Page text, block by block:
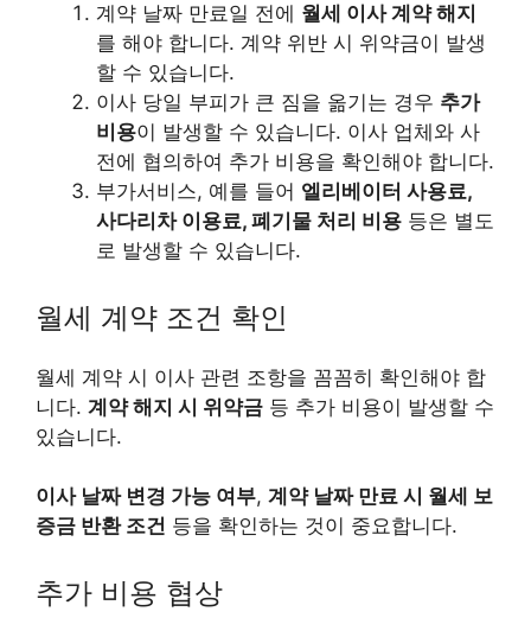
계약 날짜 만료일 전에 월세 이사 계약 해지
를 해야 합니다. 계약 위반 시 위약금이 발생
할 수 있습니다.
이사 당일 부피가 큰 짐을 옮기는 경우 추가
비용이 발생할 수 있습니다. 이사 업체와 사
전에 협의하여 추가 비용을 확인해야 합니다.
부가서비스, 예를 들어 엘리베이터 사용료,
사다리차 이용료, 폐기물 처리 비용 등은 별도
로 발생할 수 있습니다.
월세 계약 조건 확인
월세 계약 시 이사 관련 조항을 꼼꼼히 확인해야 합
니다. 계약 해지 시 위약금 등 추가 비용이 발생할 수
있습니다.
이사 날짜 변경 가능 여부, 계약 날짜 만료 시 월세 보
증금 반환 조건 등을 확인하는 것이 중요합니다.
추가 비용 협상